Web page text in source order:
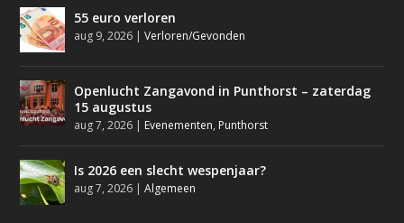
55 euro verloren
aug 9, 2026 |Verloren/Gevonden
Openlucht Zangavond in Punthorst – zaterdag
15 augustus
aug 7, 2026 | Evenementen, Punthorst
Is 2026 een slecht wespenjaar?
aug 7, 2026 |Algemeen